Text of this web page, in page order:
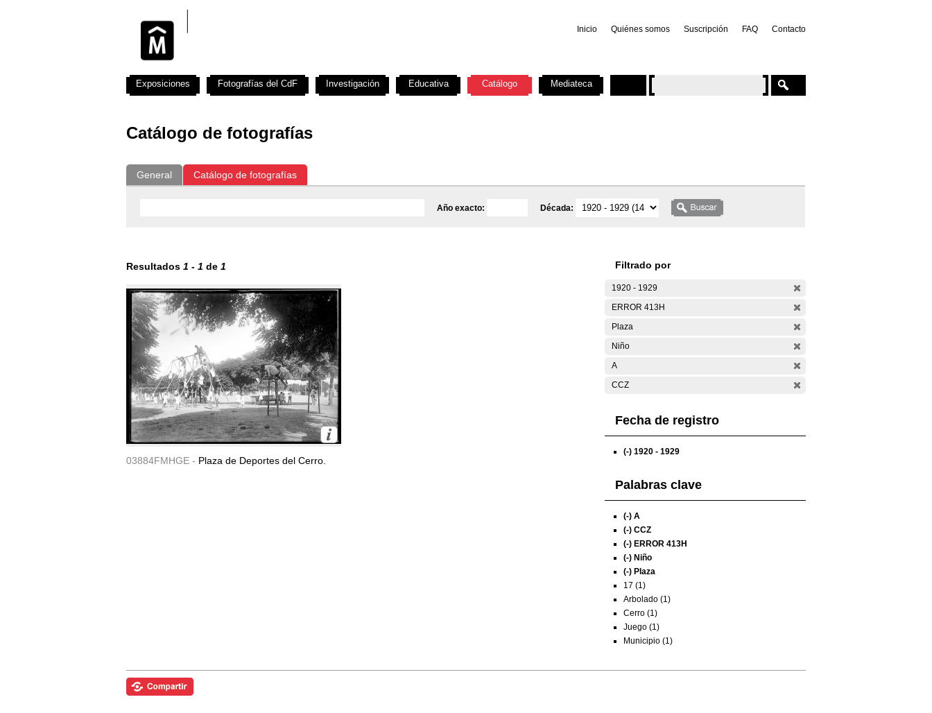
Inicio Quiénes somos Suscripción FAQ Contacto
Catálogo de fotografías
General Catálogo de fotografías
Año exacto: Década:
Resultados 1 - 1 de 1
03884FMHGE - Plaza de Deportes del Cerro.
Filtrado por
1920 - 1929
ERROR 413H
Plaza
Niño
A
CCZ
Fecha de registro
(-) 1920 - 1929
Palabras clave
(-) A
(-) CCZ
(-) ERROR 413H
(-) Niño
(-) Plaza
17 (1)
Arbolado (1)
Cerro (1)
Juego (1)
Municipio (1)
Exposiciones Fotografías del CdF Investigación Educativa Catálogo Mediateca